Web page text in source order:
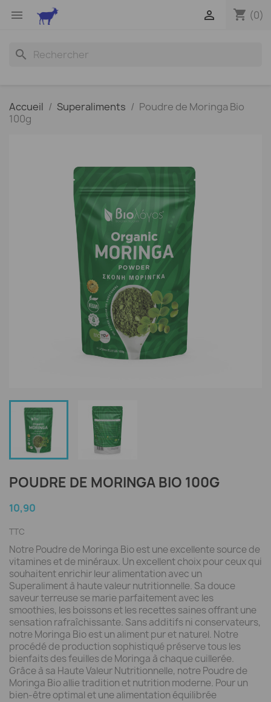
 shopping_cart (0)

search
Accueil Superaliments
Poudre de Moringa Bio
100g
POUDRE DE MORINGA BIO 100G
10,90
TTC
Notre Poudre de Moringa Bio est une excellente source de
vitamines et de minéraux. Un excellent choix pour ceux qui
souhaitent enrichir leur alimentation avec un
Superaliment à haute valeur nutritionnelle. Sa douce
saveur terreuse se marie parfaitement avec les
smoothies, les boissons et les recettes saines offrant une
sensation rafraîchissante. Sans additifs ni conservateurs,
notre Moringa Bio est un aliment pur et naturel. Notre
procédé de production sophistiqué préserve tous les
bienfaits des feuilles de Moringa à chaque cuillerée.
Grâce à sa Haute Valeur Nutritionnelle, notre Poudre de
Moringa Bio allie tradition et nutrition moderne. Pour un
bien-être optimal et une alimentation équilibrée